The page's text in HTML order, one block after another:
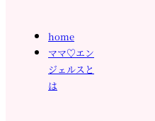
home
ママ♡エン
ジェルスと
は